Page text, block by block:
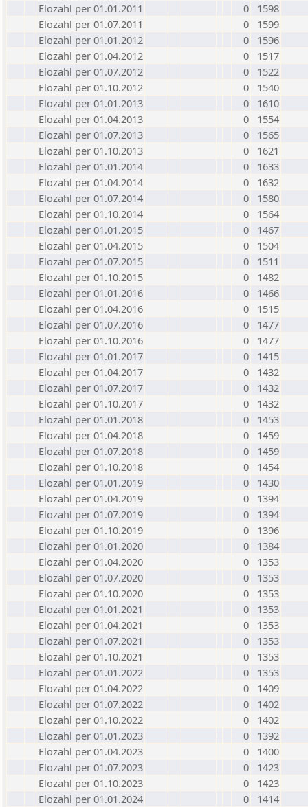
Elozahl per 01.01.2011
0
1598
Elozahl per 01.07.2011
0
1599
Elozahl per 01.01.2012
0
1596
Elozahl per 01.04.2012
0
1517
Elozahl per 01.07.2012
0
1522
Elozahl per 01.10.2012
0
1540
Elozahl per 01.01.2013
0
1610
Elozahl per 01.04.2013
0
1554
Elozahl per 01.07.2013
0
1565
Elozahl per 01.10.2013
0
1621
Elozahl per 01.01.2014
0
1633
Elozahl per 01.04.2014
0
1632
Elozahl per 01.07.2014
0
1580
Elozahl per 01.10.2014
0
1564
Elozahl per 01.01.2015
0
1467
Elozahl per 01.04.2015
0
1504
Elozahl per 01.07.2015
0
1511
Elozahl per 01.10.2015
0
1482
Elozahl per 01.01.2016
0
1466
Elozahl per 01.04.2016
0
1515
Elozahl per 01.07.2016
0
1477
Elozahl per 01.10.2016
0
1477
Elozahl per 01.01.2017
0
1415
Elozahl per 01.04.2017
0
1432
Elozahl per 01.07.2017
0
1432
Elozahl per 01.10.2017
0
1432
Elozahl per 01.01.2018
0
1453
Elozahl per 01.04.2018
0
1459
Elozahl per 01.07.2018
0
1459
Elozahl per 01.10.2018
0
1454
Elozahl per 01.01.2019
0
1430
Elozahl per 01.04.2019
0
1394
Elozahl per 01.07.2019
0
1394
Elozahl per 01.10.2019
0
1396
Elozahl per 01.01.2020
0
1384
Elozahl per 01.04.2020
0
1353
Elozahl per 01.07.2020
0
1353
Elozahl per 01.10.2020
0
1353
Elozahl per 01.01.2021
0
1353
Elozahl per 01.04.2021
0
1353
Elozahl per 01.07.2021
0
1353
Elozahl per 01.10.2021
0
1353
Elozahl per 01.01.2022
0
1353
Elozahl per 01.04.2022
0
1409
Elozahl per 01.07.2022
0
1402
Elozahl per 01.10.2022
0
1402
Elozahl per 01.01.2023
0
1392
Elozahl per 01.04.2023
0
1400
Elozahl per 01.07.2023
0
1423
Elozahl per 01.10.2023
0
1423
Elozahl per 01.01.2024
0
1414